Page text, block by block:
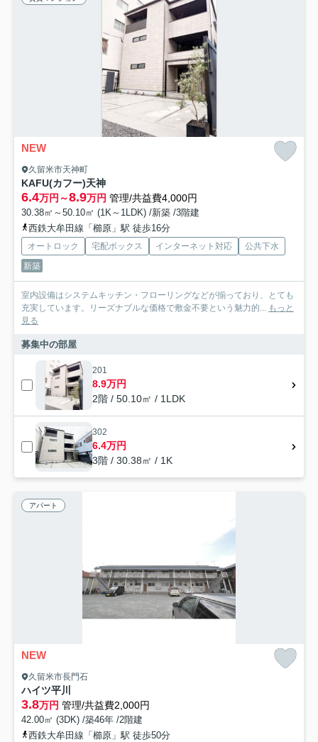
NEW
久留米市天神町
KAFU(カフー)天神
6.4万円～8.9万円 管理/共益費4,000円
30.38㎡～50.10㎡ (1K～1LDK) /新築 /3階建
西鉄大牟田線「櫛原」駅 徒歩16分
オートロック 宅配ボックス インターネット対応
公共下水
新築
室内設備はシステムキッチン・フローリングなどが揃っており、とても
充実しています。リーズナブルな価格で敷金不要という魅力的... もっと
見る
募集中の部屋
201
8.9万円
2階 / 50.10㎡ / 1LDK
302
6.4万円
3階 / 30.38㎡ / 1K
アパート
NEW
久留米市長門石
ハイツ平川
3.8万円 管理/共益費2,000円
42.00㎡ (3DK) /築46年 /2階建
西鉄大牟田線「櫛原」駅 徒歩50分